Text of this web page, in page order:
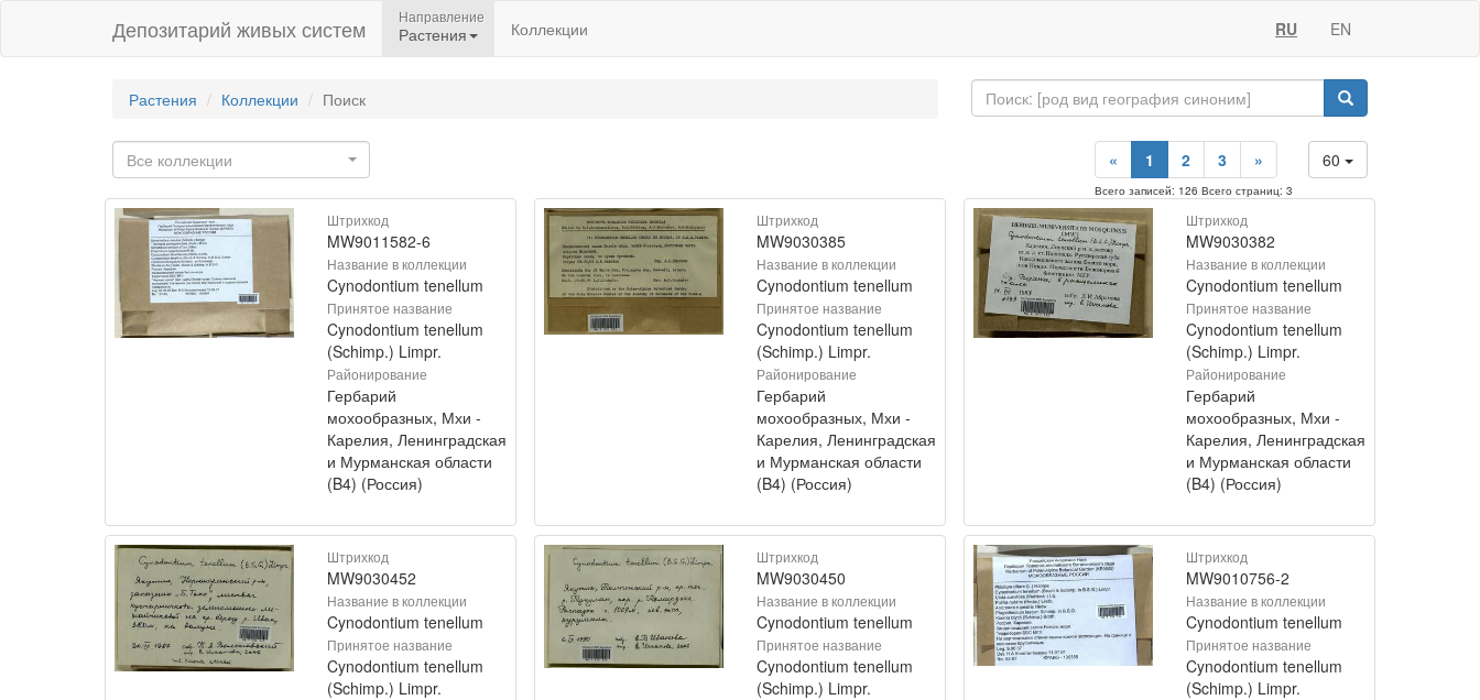
Депозитарий живых систем Направление
Растения Коллекции RU EN
Растения Коллекции Поиск
Все коллекции 60
« 1 2 3 »
Всего записей: 126 Всего страниц: 3
Штрихкод
MW9011582-6
Название в коллекции
Cynodontium tenellum
Принятое название
Cynodontium tenellum
(Schimp.) Limpr.
Районирование
Гербарий
мохообразных, Мхи -
Карелия, Ленинградская
и Мурманская области
(B4) (Россия)
Штрихкод
MW9030385
Название в коллекции
Cynodontium tenellum
Принятое название
Cynodontium tenellum
(Schimp.) Limpr.
Районирование
Гербарий
мохообразных, Мхи -
Карелия, Ленинградская
и Мурманская области
(B4) (Россия)
Штрихкод
MW9030382
Название в коллекции
Cynodontium tenellum
Принятое название
Cynodontium tenellum
(Schimp.) Limpr.
Районирование
Гербарий
мохообразных, Мхи -
Карелия, Ленинградская
и Мурманская области
(B4) (Россия)
Штрихкод
MW9030452
Название в коллекции
Cynodontium tenellum
Принятое название
Cynodontium tenellum
(Schimp.) Limpr.
Штрихкод
MW9030450
Название в коллекции
Cynodontium tenellum
Принятое название
Cynodontium tenellum
(Schimp.) Limpr.
Штрихкод
MW9010756-2
Название в коллекции
Cynodontium tenellum
Принятое название
Cynodontium tenellum
(Schimp.) Limpr.